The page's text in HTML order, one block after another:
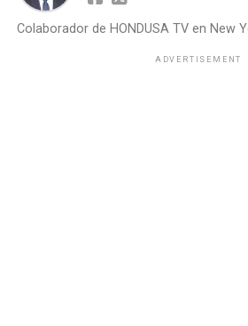
Colaborador de HONDUSA TV en New
ADVERTISEMENT